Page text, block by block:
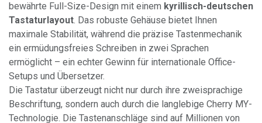
bewährte Full-Size-Design mit einem kyrillisch-deutschen
Tastaturlayout. Das robuste Gehäuse bietet Ihnen
maximale Stabilität, während die präzise Tastenmechanik
ein ermüdungsfreies Schreiben in zwei Sprachen
ermöglicht – ein echter Gewinn für internationale Office-
Setups und Übersetzer.
Die Tastatur überzeugt nicht nur durch ihre zweisprachige
Beschriftung, sondern auch durch die langlebige Cherry MY-
Technologie. Die Tastenanschläge sind auf Millionen von